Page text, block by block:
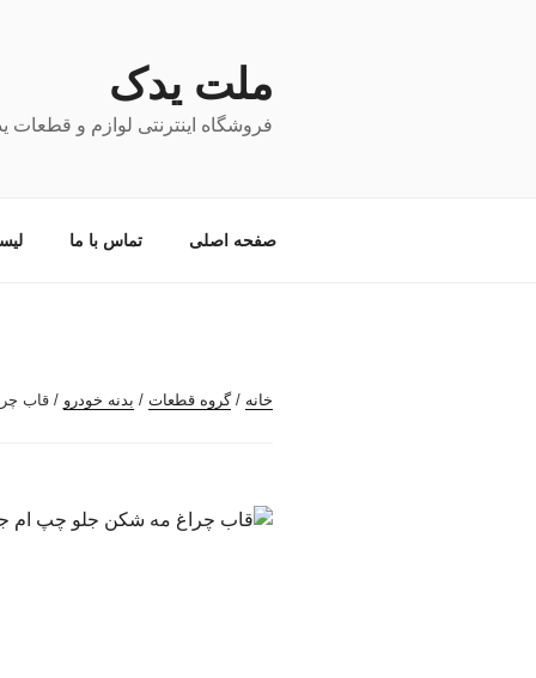
ملت یدک
فروشگاه اینترنتی لوازم و قطعات
صفحه اصلی تماس با ما
خانه /گروه قطعات / بدنه خودرو / قاب